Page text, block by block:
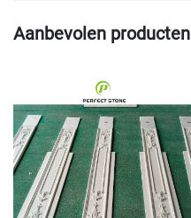
Aanbevolen producten